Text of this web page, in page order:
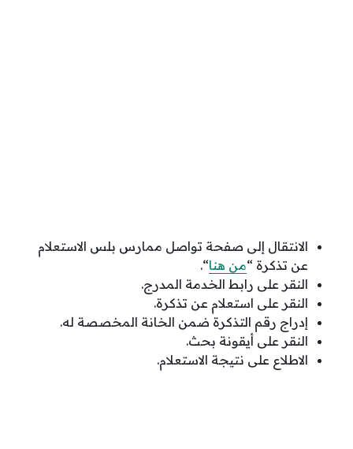
الانتقال إلى صفحة تواصل ممارس بلس الاستعلام
عن تذكرة “من هنا“.
النقر على رابط الخدمة المدرج.
النقر على استعلام عن تذكرة.
إدراج رقم التذكرة ضمن الخانة المخصصة له.
النقر على أيقونة بحث.
الاطلاع على نتيجة الاستعلام.